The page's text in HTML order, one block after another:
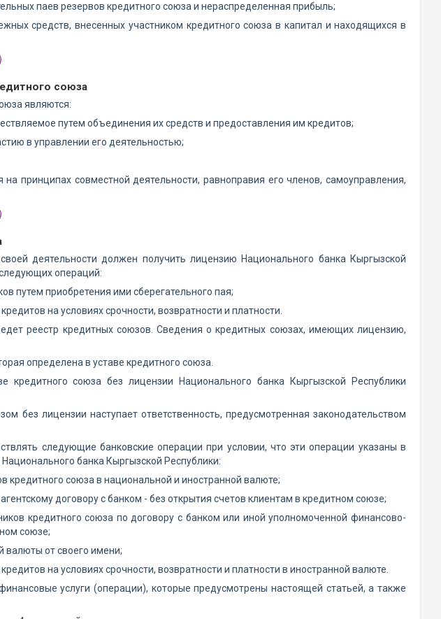
паев резервов кредитного союза и нераспределенная прибыль;
средств, внесенных участником кредитного союза в капитал и находящихся в
союза
являются:
путем объединения их средств и предоставления им кредитов;
в управлении его деятельностью;
принципах совместной деятельности, равноправия его членов, самоуправления,
деятельности должен получить лицензию Национального банка Кыргызской
операций:
путем приобретения ими сберегательного пая;
на условиях срочности, возвратности и платности.
реестр кредитных союзов. Сведения о кредитных союзах, имеющих лицензию,
определена в уставе кредитного союза.
кредитного союза без лицензии Национального банка Кыргызской Республики
без лицензии наступает ответственность, предусмотренная законодательством
следующие банковские операции при условии, что эти операции указаны в
банка Кыргызской Республики:
кредитного союза в национальной и иностранной валюте;
договору с банком - без открытия счетов клиентам в кредитном союзе;
кредитного союза по договору с банком или иной уполномоченной финансово-
союзе;
валюты от своего имени;
на условиях срочности, возвратности и платности в иностранной валюте.
услуги (операции), которые предусмотрены настоящей статьей, а также